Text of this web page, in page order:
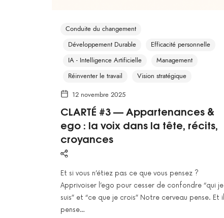
Conduite du changement
Développement Durable
Efficacité personnelle
IA - Intelligence Artificielle
Management
Réinventer le travail
Vision stratégique
12 novembre 2025
CLARTÉ #3 — Appartenances &
ego : la voix dans la tête, récits,
croyances
Et si vous n’étiez pas ce que vous pensez ?
Apprivoiser l’ego pour cesser de confondre “qui je
suis” et “ce que je crois” Notre cerveau pense. Et il
pense…